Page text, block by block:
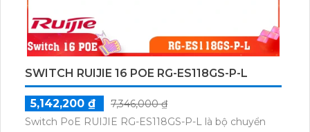
SWITCH RUIJIE 16 POE RG-ES118GS-P-L
5,142,200 ₫
7,346,000 ₫
Switch PoE RUIJIE RG-ES118GS-P-L là bộ chuyển